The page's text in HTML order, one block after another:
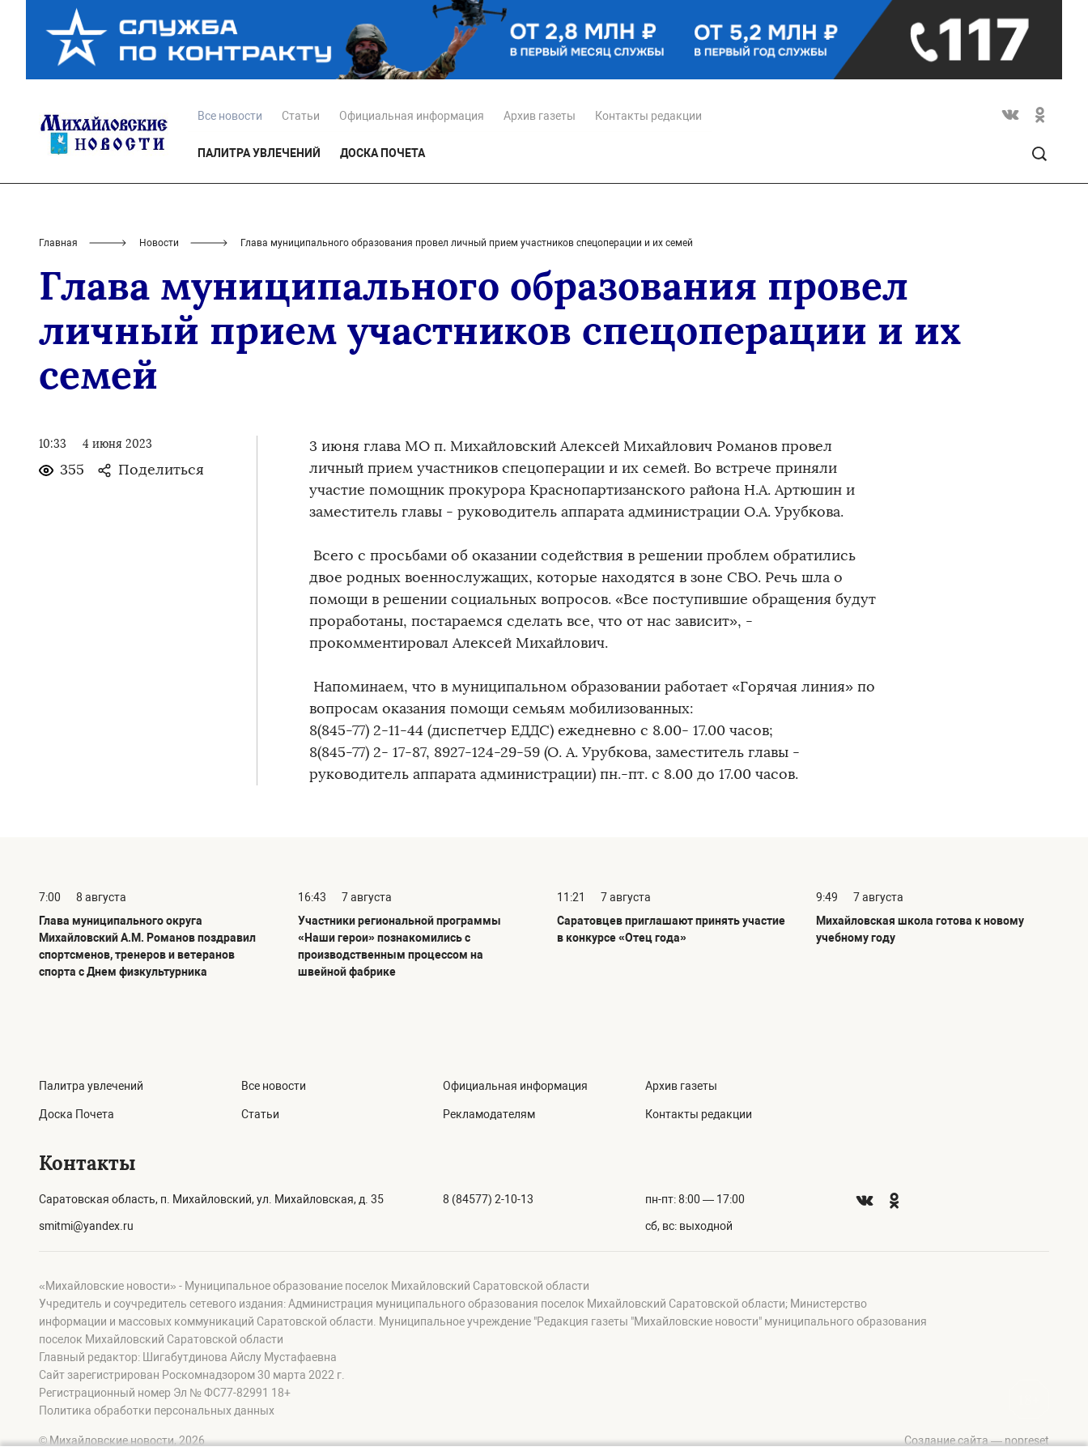
Все новости Статьи Официальная информация Архив газеты Контакты редакции
ПАЛИТРА УВЛЕЧЕНИЙ ДОСКА ПОЧЕТА
Главная Новости Глава муниципального образования провел личный прием участников спецоперации и их семей
Глава муниципального образования провел
личный прием участников спецоперации и их
семей
10:33 4 июня 2023
355 Поделиться
3 июня глава МО п. Михайловский Алексей Михайлович Романов провел
личный прием участников спецоперации и их семей. Во встрече приняли
участие помощник прокурора Краснопартизанского района Н.А. Артюшин и
заместитель главы - руководитель аппарата администрации О.А. Урубкова.
Всего с просьбами об оказании содействия в решении проблем обратились
двое родных военнослужащих, которые находятся в зоне СВО. Речь шла о
помощи в решении социальных вопросов. «Все поступившие обращения будут
проработаны, постараемся сделать все, что от нас зависит», -
прокомментировал Алексей Михайлович.
Напоминаем, что в муниципальном образовании работает «Горячая линия» по
вопросам оказания помощи семьям мобилизованных:
8(845-77) 2-11-44 (диспетчер ЕДДС) ежедневно с 8.00- 17.00 часов;
8(845-77) 2- 17-87, 8927-124-29-59 (О. А. Урубкова, заместитель главы -
руководитель аппарата администрации) пн.-пт. с 8.00 до 17.00 часов.
7:00
8 августа
Глава муниципального округа
Михайловский А.М. Романов поздравил
спортсменов, тренеров и ветеранов
спорта с Днем физкультурника
16:43
7 августа
Участники региональной программы
«Наши герои» познакомились с
производственным процессом на
швейной фабрике
11:21
7 августа
Саратовцев приглашают принять участие
в конкурсе «Отец года»
9:49
7 августа
Михайловская школа готова к новому
учебному году
Палитра увлечений
Доска Почета
Все новости
Статьи
Официальная информация
Рекламодателям
Архив газеты
Контакты редакции
Контакты
Саратовская область, п. Михайловский, ул. Михайловская, д. 35
smitmi@yandex.ru
8 (84577) 2-10-13 пн-пт: 8:00 — 17:00
сб, вс: выходной
«Михайловские новости» - Муниципальное образование поселок Михайловский Саратовской области
Учредитель и соучредитель сетевого издания: Администрация муниципального образования поселок Михайловский Саратовской области; Министерство
информации и массовых коммуникаций Саратовской области. Муниципальное учреждение "Редакция газеты "Михайловские новости" муниципального образования
поселок Михайловский Саратовской области
Главный редактор: Шигабутдинова Айслу Мустафаевна
Сайт зарегистрирован Роскомнадзором 30 марта 2022 г.
Регистрационный номер Эл № ФС77-82991 18+
Политика обработки персональных данных
© Михайловские новости, 2026 Создание сайта — nopreset